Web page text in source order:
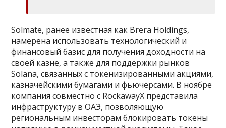
Solmate, ранее известная как Brera Holdings,
намерена использовать технологический и
финансовый базис для получения доходности на
своей казне, а также для поддержки рынков
Solana, связанных с токенизированными акциями,
казначейскими бумагами и фьючерсами. В ноябре
компания совместно с RockawayX представила
инфраструктуру в ОАЭ, позволяющую
региональным инвесторам блокировать токены